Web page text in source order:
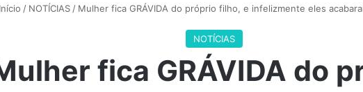
/ NOTÍCIAS / Mulher fica GRÁVIDA do próprio filho, e infelizmente eles
NOTÍCIAS
fica GRÁVIDA do